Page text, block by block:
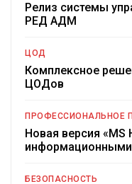
Релиз системы
РЕД АДМ
ЦОД
Комплексное
ЦОДов
ПРОФЕССИОНАЛЬНОЕ
Новая версия «MS
БЕЗОПАСНОСТЬ